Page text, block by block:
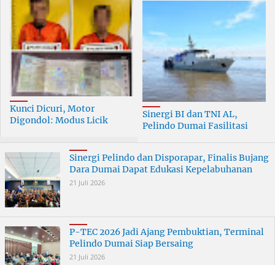
Kunci Dicuri, Motor
Digondol: Modus Licik
Terungkap
Sinergi BI dan TNI AL,
Pelindo Dumai Fasilitasi
Sinergi Pelindo dan Disporapar, Finalis Bujang
Dara Dumai Dapat Edukasi Kepelabuhanan
21 Juli 2026
P-TEC 2026 Jadi Ajang Pembuktian, Terminal
Pelindo Dumai Siap Bersaing
21 Juli 2026